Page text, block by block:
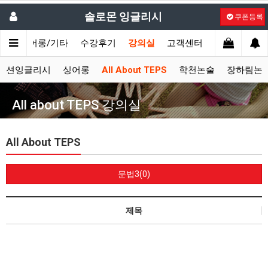
솔로몬 잉글리시 쿠폰등록
싱어롱/기타 수강후기 강의실 고객센터
션잉글리시 싱어롱 All About TEPS 학천논술 장하림논
All about TEPS 강의실
All About TEPS
문법3(0)
제목